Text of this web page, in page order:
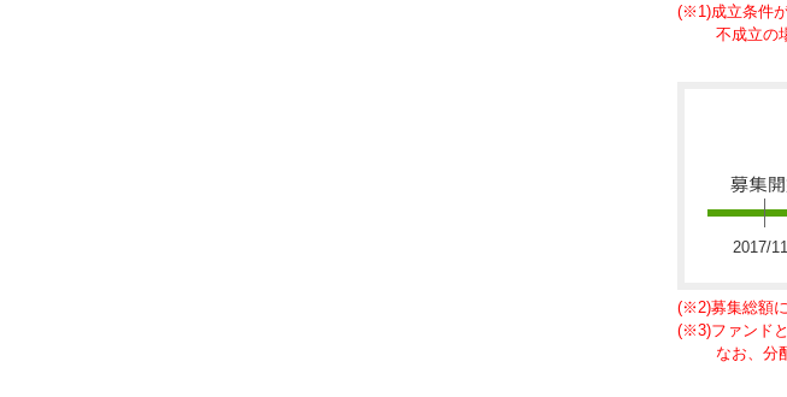
(※1)成立条件
不成立の
2017/
(※2)募集総額
(※3)ファンド
なお、分